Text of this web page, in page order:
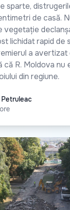
sparte,
de casă.
vegetație
lichidat rapid de
a avertizat
că R. Moldova nu
din regiune.